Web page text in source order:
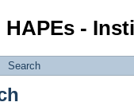
HAPEs -
Search